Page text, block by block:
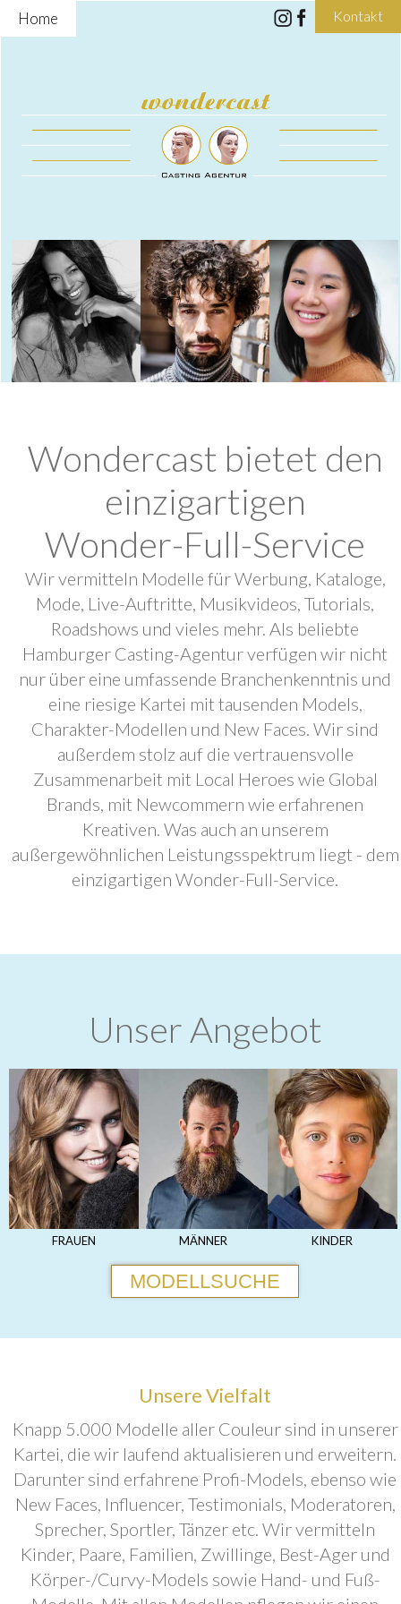
Home Kontakt
Wondercast bietet den
einzigartigen
Wonder-Full-Service
Wir vermitteln Modelle für Werbung, Kataloge,
Mode, Live-Auftritte, Musikvideos, Tutorials,
Roadshows und vieles mehr. Als beliebte
Hamburger Casting-Agentur verfügen wir nicht
nur über eine umfassende Branchenkenntnis und
eine riesige Kartei mit tausenden Models,
Charakter-Modellen und New Faces. Wir sind
außerdem stolz auf die vertrauensvolle
Zusammenarbeit mit Local Heroes wie Global
Brands, mit Newcommern wie erfahrenen
Kreativen. Was auch an unserem
außergewöhnlichen Leistungsspektrum liegt - dem
einzigartigen Wonder-Full-Service.
Unser Angebot
FRAUEN MÄNNER KINDER
MODELLSUCHE
Unsere Vielfalt
Knapp 5.000 Modelle aller Couleur sind in unserer
Kartei, die wir laufend aktualisieren und erweitern.
Darunter sind erfahrene Profi-Models, ebenso wie
New Faces, Influencer, Testimonials, Moderatoren,
Sprecher, Sportler, Tänzer etc. Wir vermitteln
Kinder, Paare, Familien, Zwillinge, Best-Ager und
Körper-/Curvy-Models sowie Hand- und Fuß-